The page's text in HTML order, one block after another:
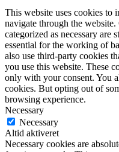
This website uses cookies to
navigate through the
categorized as necessary are
essential for the working of
also use third-party cookies
you use this website. These
only with your consent. You
cookies. But opting out of
browsing experience.
Necessary
Necessary
Altid aktiveret
Necessary cookies are